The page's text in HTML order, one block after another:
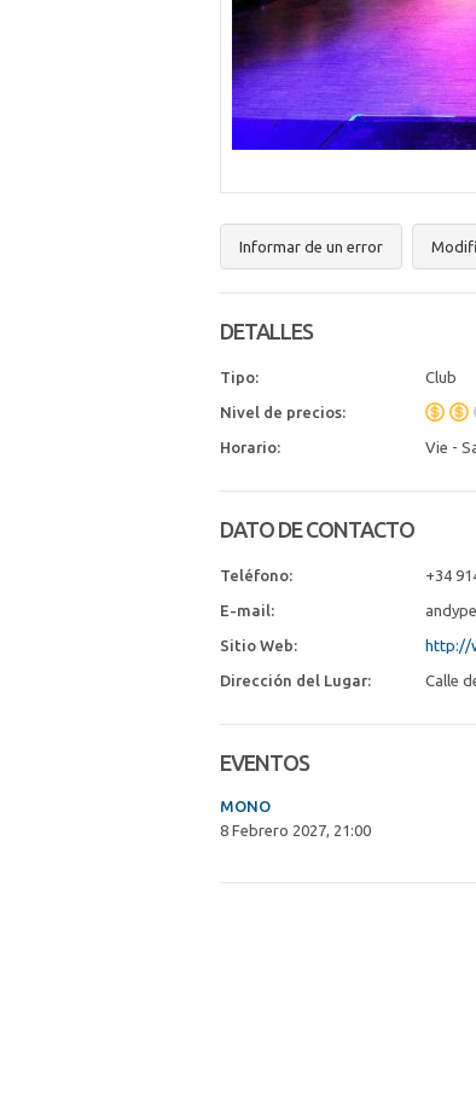
Informar de un error
DETALLES
Tipo: Club
Nivel de precios:
Horario: Vie -
DATO DE CONTACTO
Teléfono: +34
E-mail:
Sitio Web: http://
Dirección del Lugar: Calle
EVENTOS
MONO
8 Febrero 2027, 21:00